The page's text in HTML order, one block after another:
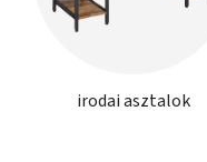
irodai asztalok